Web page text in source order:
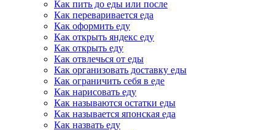
Как пить до еды или после
Как переваривается еда
Как оформить еду
Как открыть яндекс еду
Как открыть еду
Как отвлечься от еды
Как организовать доставку еды
Как ограничить себя в еде
Как нарисовать еду
Как называются остатки еды
Как называется японская еда
Как назвать еду